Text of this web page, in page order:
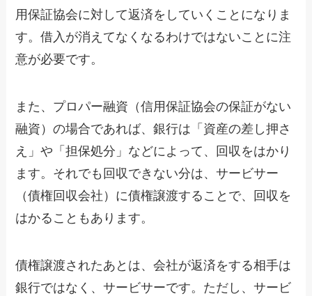
用保証協会に対して返済をしていくことになりま
す。借入が消えてなくなるわけではないことに注
意が必要です。
また、プロパー融資（信用保証協会の保証がない
融資）の場合であれば、銀行は「資産の差し押さ
え」や「担保処分」などによって、回収をはかり
ます。それでも回収できない分は、サービサー
（債権回収会社）に債権譲渡することで、回収を
はかることもあります。
債権譲渡されたあとは、会社が返済をする相手は
銀行ではなく、サービサーです。ただし、サービ